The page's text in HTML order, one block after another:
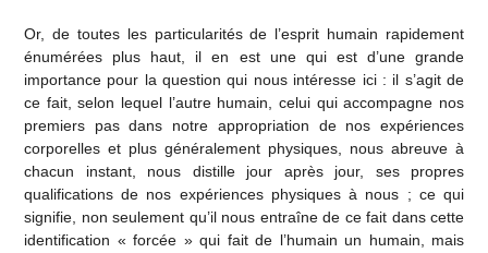
Or, de toutes les particularités de l’esprit humain rapidement
énumérées plus haut, il en est une qui est d’une grande
importance pour la question qui nous intéresse ici : il s’agit de
ce fait, selon lequel l’autre humain, celui qui accompagne nos
premiers pas dans notre appropriation de nos expériences
corporelles et plus généralement physiques, nous abreuve à
chacun instant, nous distille jour après jour, ses propres
qualifications de nos expériences physiques à nous ; ce qui
signifie, non seulement qu’il nous entraîne de ce fait dans cette
identification « forcée » qui fait de l’humain un humain, mais